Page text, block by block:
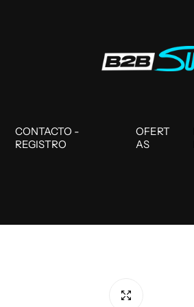
CONTACTO -
REGISTRO
OFERT
AS